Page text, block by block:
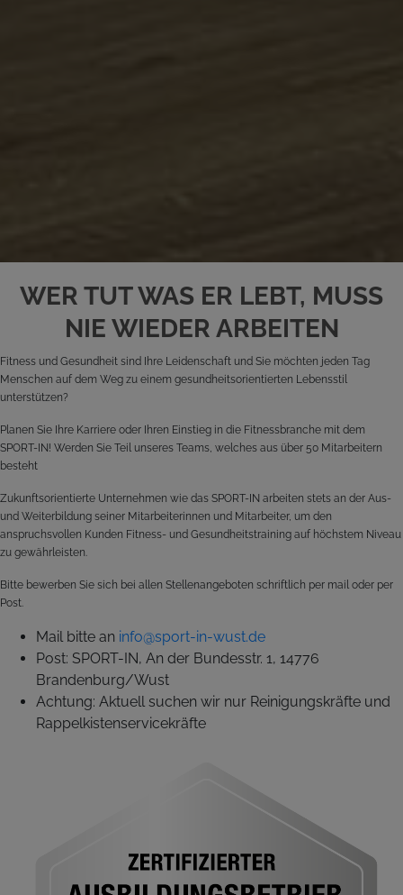
WER TUT WAS ER LEBT, MUSS
NIE WIEDER ARBEITEN
Fitness und Gesundheit sind Ihre Leidenschaft und Sie möchten jeden Tag
Menschen auf dem Weg zu einem gesundheitsorientierten Lebensstil
unterstützen?
Planen Sie Ihre Karriere oder Ihren Einstieg in die Fitnessbranche mit dem
SPORT-IN! Werden Sie Teil unseres Teams, welches aus über 50 Mitarbeitern
besteht
Zukunftsorientierte Unternehmen wie das SPORT-IN arbeiten stets an der Aus-
und Weiterbildung seiner Mitarbeiterinnen und Mitarbeiter, um den
anspruchsvollen Kunden Fitness- und Gesundheitstraining auf höchstem Niveau
zu gewährleisten.
Bitte bewerben Sie sich bei allen Stellenangeboten schriftlich per mail oder per
Post.
Mail bitte an info@sport-in-wust.de
Post: SPORT-IN, An der Bundesstr. 1, 14776
Brandenburg/Wust
Achtung: Aktuell suchen wir nur Reinigungskräfte und
Rappelkistenservicekräfte